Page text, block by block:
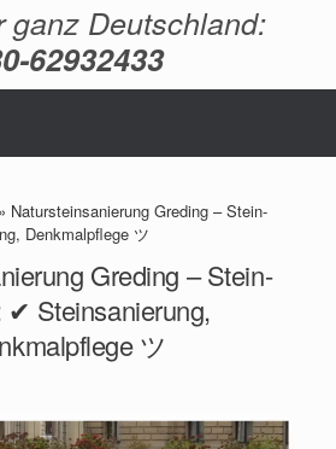
ganz Deutschland:
62932433
» Natursteinsanierung Greding – Stein-
Denkmalpflege ツ
Greding – Stein-
✔ Steinsanierung,
ツ